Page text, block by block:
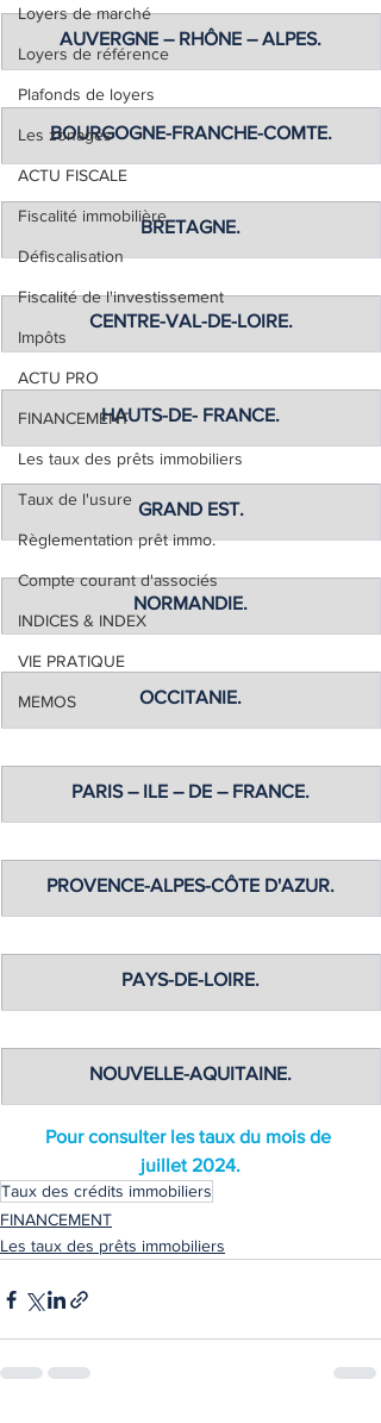
Loyers de marché
Loyers de référence
Plafonds de loyers
Les zonages
ACTU FISCALE
Fiscalité immobilière
Défiscalisation
Fiscalité de l'investissement
Impôts
ACTU PRO
FINANCEMENT
Les taux des prêts immobiliers
Taux de l'usure
Règlementation prêt immo.
Compte courant d'associés
INDICES & INDEX
VIE PRATIQUE
MEMOS
AUVERGNE – RHÔNE – ALPES.
BOURGOGNE-FRANCHE-COMTE.
BRETAGNE.
CENTRE-VAL-DE-LOIRE.
HAUTS-DE- FRANCE.
GRAND EST.
NORMANDIE.
OCCITANIE.
PARIS – ILE – DE – FRANCE.
PROVENCE-ALPES-CÔTE D'AZUR.
PAYS-DE-LOIRE.
NOUVELLE-AQUITAINE.
Pour consulter les taux du mois de
juillet 2024.
Taux des crédits immobiliers
FINANCEMENT
Les taux des prêts immobiliers